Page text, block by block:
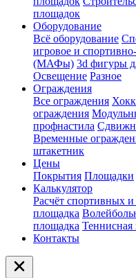
площадок
Оборудование
Всё оборудование
игровое и
(МАФы) 3d фигуры
Освещение Разное
Ограждения
Все ограждения
ограждения
профнастила
Временные
штакетник
Цены
Покрытия Площадки
Калькулятор
Расчёт спортивных
площадка
площадка Теннисная
Контакты